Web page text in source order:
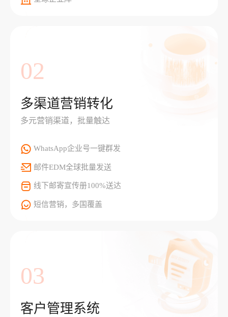
02
多渠道营销转化
多元营销渠道，批量触达
WhatsApp企业号一键群发
邮件EDM全球批量发送
线下邮寄宣传册100%送达
短信营销，多国覆盖
03
客户管理系统